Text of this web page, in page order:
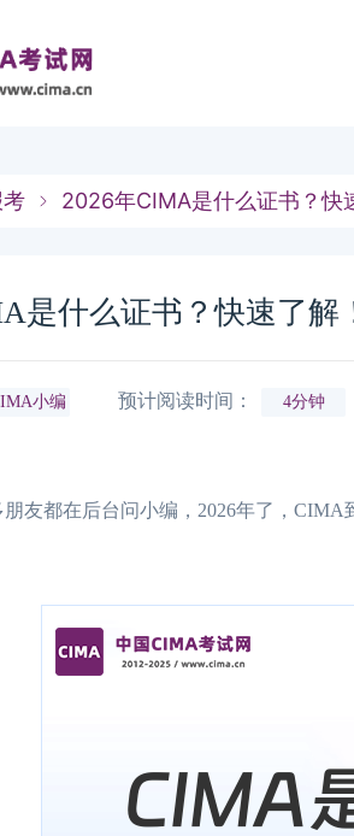
2026年CIMA是什么证书？快
是什么证书？快速了解
小编 预计阅读时间： 4分钟
友都在后台问小编，2026年了，